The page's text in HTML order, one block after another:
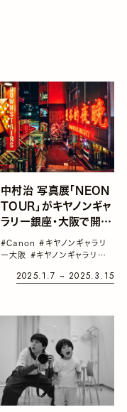
中村治 写真展「NEON
TOUR」がキヤノンギャ
ラリー銀座・大阪で開
催。ネオンを巡る旅は、
変わりゆく街の来歴をた
#Canon#キヤノンギャラリ
ー大阪 #キヤノンギャラリー
2025.1.7 ~ 2025.3.15